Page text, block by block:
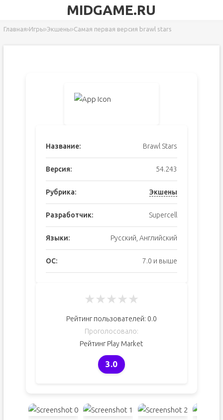
MIDGAME.RU
Главная›Игры›Экшены›Самая первая версия brawl stars
Название: Brawl Stars
Версия: 54.243
Рубрика: Экшены
Разработчик: Supercell
Языки: Русский, Английский
ОС: 7.0 и выше
★★★★★
Рейтинг пользователей: 0.0
Проголосовало:
Рейтинг Play Market
3.0